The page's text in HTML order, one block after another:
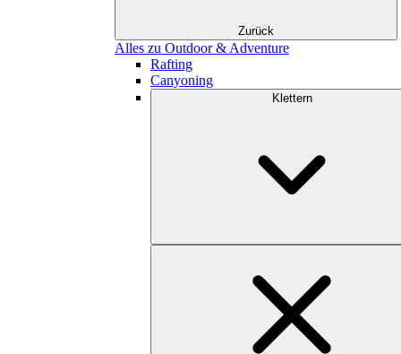
Zurück
Alles zu Outdoor & Adventure
Rafting
Canyoning
Klettern